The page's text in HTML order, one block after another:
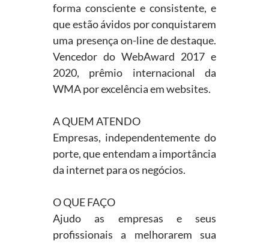
forma consciente e consistente, e
que estão ávidos por conquistarem
uma presença on-line de destaque.
Vencedor do WebAward 2017 e
2020, prêmio internacional da
WMA por excelência em websites.
A QUEM ATENDO
Empresas, independentemente do
porte, que entendam a importância
da internet para os negócios.
O QUE FAÇO
Ajudo as empresas e seus
profissionais a melhorarem sua